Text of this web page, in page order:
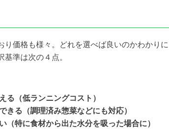
価格も様々。どれを選べば良いのかわかりに
準は次の４点。
（低ランニングコスト）
る（調理済み惣菜などにも対応）
特に食材から出た水分を吸った場合に）